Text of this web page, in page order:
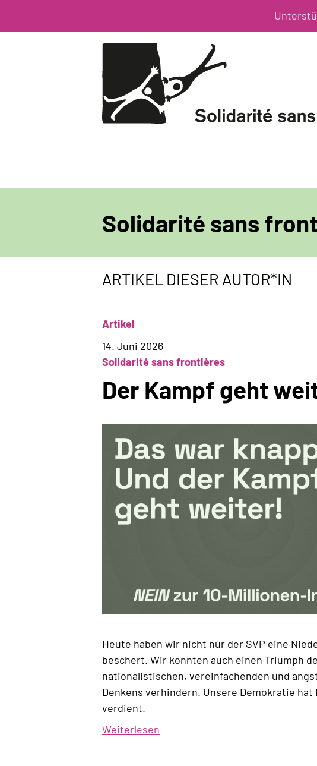
Solidarité sans
ARTIKEL DIESER AUTOR*IN
Artikel
14. Juni 2026
Solidarité sans frontières
Der Kampf geht
Heute haben wir nicht nur der SVP eine
beschert. Wir konnten auch einen Triumph
nationalistischen, vereinfachenden und
Denkens verhindern. Unsere Demokratie hat
verdient.
Weiterlesen